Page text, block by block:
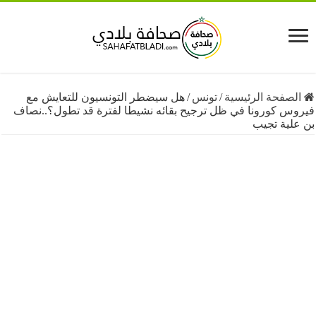
الرئيسية /تونس /هل سيضطر التونسيون للتعايش مع
كورونا في ظل ترجيح بقائه نشيطا لفترة قد تطول؟..نصاف
تجيب